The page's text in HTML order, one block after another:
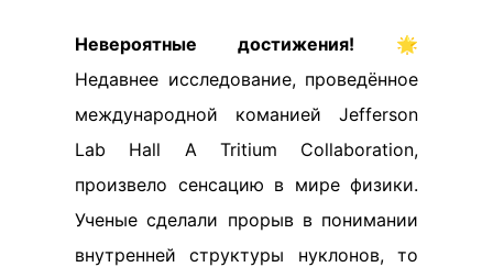
Невероятные достижения! 🌟
Недавнее исследование, проведённое
международной команией Jefferson
Lab Hall A Tritium Collaboration,
произвело сенсацию в мире физики.
Ученые сделали прорыв в понимании
внутренней структуры нуклонов, то